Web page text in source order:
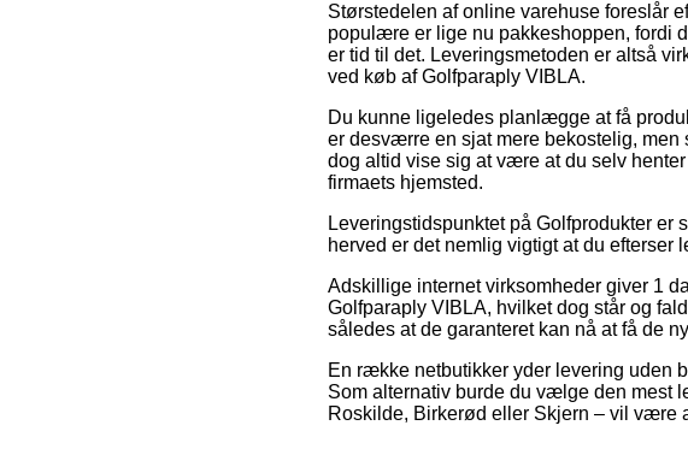
Størstedelen af online varehuse foreslår
populære er lige nu pakkeshoppen, fordi
er tid til det. Leveringsmetoden er altså
ved køb af Golfparaply VIBLA.
Du kunne ligeledes planlægge at få
er desværre en sjat mere bekostelig, men
dog altid vise sig at være at du selv
firmaets hjemsted.
Leveringstidspunktet på Golfprodukter er
herved er det nemlig vigtigt at du efterser
Adskillige internet virksomheder giver 1
Golfparaply VIBLA, hvilket dog står og
således at de garanteret kan nå at få de
En række netbutikker yder levering uden
Som alternativ burde du vælge den mest
Roskilde, Birkerød eller Skjern – vil være